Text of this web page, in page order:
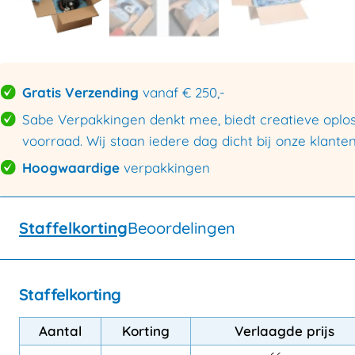
Gratis Verzending vanaf € 250,-
Sabe Verpakkingen denkt mee, biedt creatieve
voorraad. Wij staan iedere dag dicht bij onze
Hoogwaardige verpakkingen
StaffelkortingBeoordelingen
Staffelkorting
Aantal Korting
Verlaagde prijs